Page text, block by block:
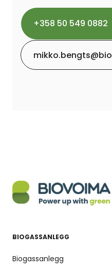
+358 50 549 0882
BIOGASSANLEGG
Biogassanlegg